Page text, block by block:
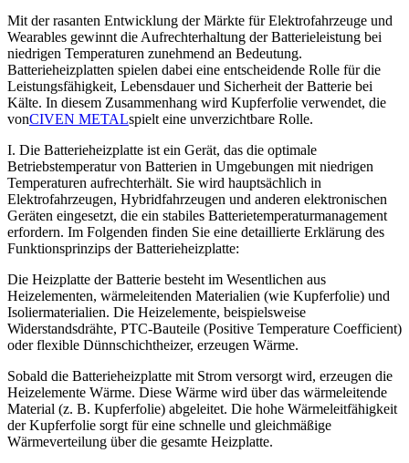
Mit der rasanten Entwicklung der Märkte für Elektrofahrzeuge und
Wearables gewinnt die Aufrechterhaltung der Batterieleistung bei
niedrigen Temperaturen zunehmend an Bedeutung.
Batterieheizplatten spielen dabei eine entscheidende Rolle für die
Leistungsfähigkeit, Lebensdauer und Sicherheit der Batterie bei
Kälte. In diesem Zusammenhang wird Kupferfolie verwendet, die
vonCIVEN METALspielt eine unverzichtbare Rolle.
I. Die Batterieheizplatte ist ein Gerät, das die optimale
Betriebstemperatur von Batterien in Umgebungen mit niedrigen
Temperaturen aufrechterhält. Sie wird hauptsächlich in
Elektrofahrzeugen, Hybridfahrzeugen und anderen elektronischen
Geräten eingesetzt, die ein stabiles Batterietemperaturmanagement
erfordern. Im Folgenden finden Sie eine detaillierte Erklärung des
Funktionsprinzips der Batterieheizplatte:
Die Heizplatte der Batterie besteht im Wesentlichen aus
Heizelementen, wärmeleitenden Materialien (wie Kupferfolie) und
Isoliermaterialien. Die Heizelemente, beispielsweise
Widerstandsdrähte, PTC-Bauteile (Positive Temperature Coefficient)
oder flexible Dünnschichtheizer, erzeugen Wärme.
Sobald die Batterieheizplatte mit Strom versorgt wird, erzeugen die
Heizelemente Wärme. Diese Wärme wird über das wärmeleitende
Material (z. B. Kupferfolie) abgeleitet. Die hohe Wärmeleitfähigkeit
der Kupferfolie sorgt für eine schnelle und gleichmäßige
Wärmeverteilung über die gesamte Heizplatte.